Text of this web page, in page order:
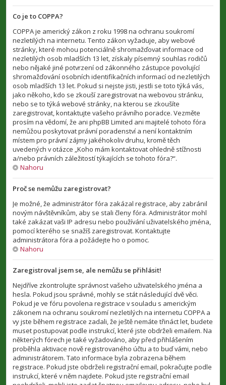
Co je to COPPA?
COPPA je americký zákon z roku 1998 na ochranu soukromí
nezletilých na internetu. Tento zákon vyžaduje, aby webové
stránky, které mohou potenciálně shromažďovat informace od
nezletilých osob mladších 13 let, získaly písemný souhlas rodičů
nebo nějaké jiné potvrzení od zákonného zástupce povolující
shromažďování osobních identifikačních informací od nezletilých
osob mladších 13 let. Pokud si nejste jisti, jestli se toto týká vás,
jako někoho, kdo se zkouší zaregistrovat na webovou stránku,
nebo se to týká webové stránky, na kterou se zkoušíte
zaregistrovat, kontaktujte vašeho právního poradce. Vezměte
prosím na vědomí, že ani phpBB Limited ani majitelé tohoto fóra
nemůžou poskytovat právní poradenství a není kontaktním
místem pro právní zájmy jakéhokoliv druhu, kromě těch
uvedených v otázce „Koho mám kontaktovat ohledně stížnosti
a/nebo právních záležitostí týkajících se tohoto fóra?“.
Nahoru
Proč se nemůžu zaregistrovat?
Je možné, že administrátor fóra zakázal registrace, aby zabránil
novým návštěvníkům, aby se stali členy fóra. Administrátor mohl
také zakázat vaši IP adresu nebo používání uživatelského jména,
pomocí kterého se snažíš zaregistrovat. Kontaktujte
administrátora fóra a požádejte ho o pomoc.
Nahoru
Zaregistroval jsem se, ale nemůžu se přihlásit!
Nejdříve zkontrolujte správnost vašeho uživatelského jména a
hesla. Pokud jsou správné, mohly se stát následující dvě věci.
Pokud je ve fóru povolena registrace v souladu s americkým
zákonem na ochranu soukromí nezletilých na internetu COPPA a
vy jste během registrace zadali, že ještě nemáte třináct let, budete
muset postupovat podle instrukcí, které jste obdrželi emailem. Na
některých fórech je také vyžadováno, aby před přihlášením
proběhla aktivace nově registrovaného účtu a to buď vámi, nebo
administrátorem. Tato informace byla zobrazena během
registrace. Pokud jste obdrželi registrační email, pokračujte podle
instrukcí, které v něm najdete. Pokud jste registrační email